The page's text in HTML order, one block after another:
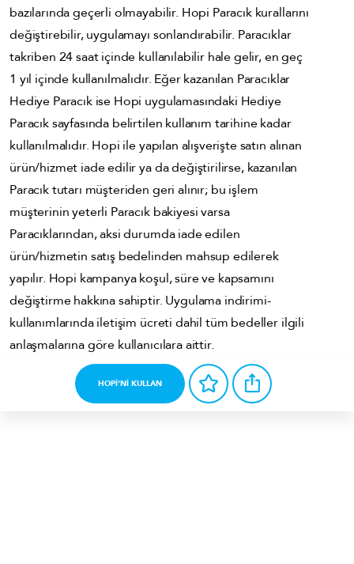
bazılarında geçerli olmayabilir. Hopi Paracık kurallarını
değiştirebilir, uygulamayı sonlandırabilir. Paracıklar
takriben 24 saat içinde kullanılabilir hale gelir, en geç
1 yıl içinde kullanılmalıdır. Eğer kazanılan Paracıklar
Hediye Paracık ise Hopi uygulamasındaki Hediye
Paracık sayfasında belirtilen kullanım tarihine kadar
kullanılmalıdır. Hopi ile yapılan alışverişte satın alınan
ürün/hizmet iade edilir ya da değiştirilirse, kazanılan
Paracık tutarı müşteriden geri alınır; bu işlem
müşterinin yeterli Paracık bakiyesi varsa
Paracıklarından, aksi durumda iade edilen
ürün/hizmetin satış bedelinden mahsup edilerek
yapılır. Hopi kampanya koşul, süre ve kapsamını
değiştirme hakkına sahiptir. Uygulama indirimi-
kullanımlarında iletişim ücreti dahil tüm bedeller ilgili
anlaşmalarına göre kullanıcılara aittir.
HOPİ'Nİ KULLAN